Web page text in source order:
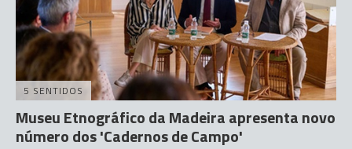
5 SENTIDOS
Museu Etnográfico da Madeira apresenta novo
número dos 'Cadernos de Campo'